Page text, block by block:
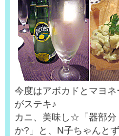
今度はアボカドとマヨ
がステキ♪
カニ、美味し☆「器部
か?」と、N子ちゃんと